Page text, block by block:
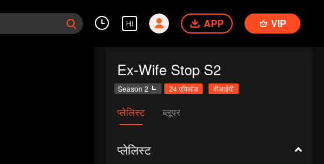
HI APP VIP
Ex-Wife Stop S2
Season 2 24 एपिसोड वीआईपी
प्लेलिस्ट ब्लूपर
प्लेलिस्ट